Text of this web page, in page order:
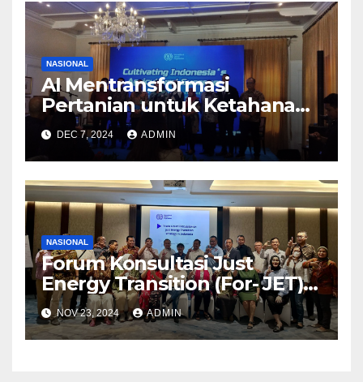
NASIONAL
AI Mentransformasi
Pertanian untuk Ketahanan
Pangan, Produktifitas dan
Pekerjaan Yang Layak
DEC 7, 2024 ADMIN
NASIONAL
Forum Konsultasi Just
Energy Transition (For- JET)
Konfederasi SP/SB terbentuk
NOV 23, 2024 ADMIN